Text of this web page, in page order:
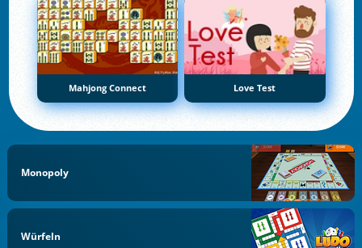
Mahjong Connect Love Test
Monopoly
Würfeln